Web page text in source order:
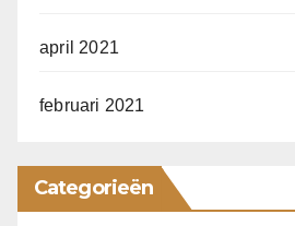
april 2021
februari 2021
Categorieën